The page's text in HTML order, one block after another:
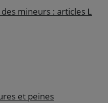
mineurs : articles L
et peines